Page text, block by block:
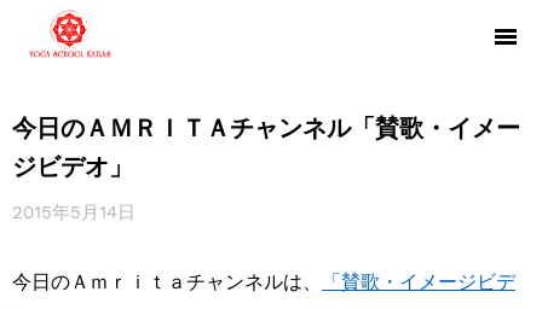
今日のＡＭＲＩＴＡチャンネル「賛歌・イメー
ジビデオ」
2015年5月14日
今日のＡｍｒｉｔａチャンネルは、
「賛歌・イメージビデ